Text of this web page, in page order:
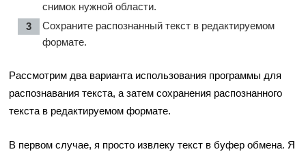
снимок нужной области.
Сохраните распознанный текст в редактируемом
формате.
Рассмотрим два варианта использования программы для
распознавания текста, а затем сохранения распознанного
текста в редактируемом формате.
В первом случае, я просто извлеку текст в буфер обмена. Я